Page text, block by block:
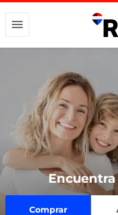
Comprar